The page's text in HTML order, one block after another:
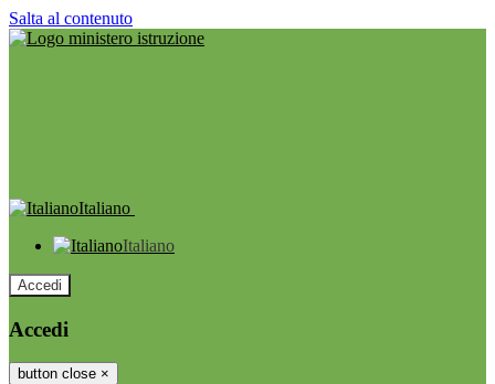
Salta al contenuto
Italiano
Italiano
Accedi
Accedi
button close ×